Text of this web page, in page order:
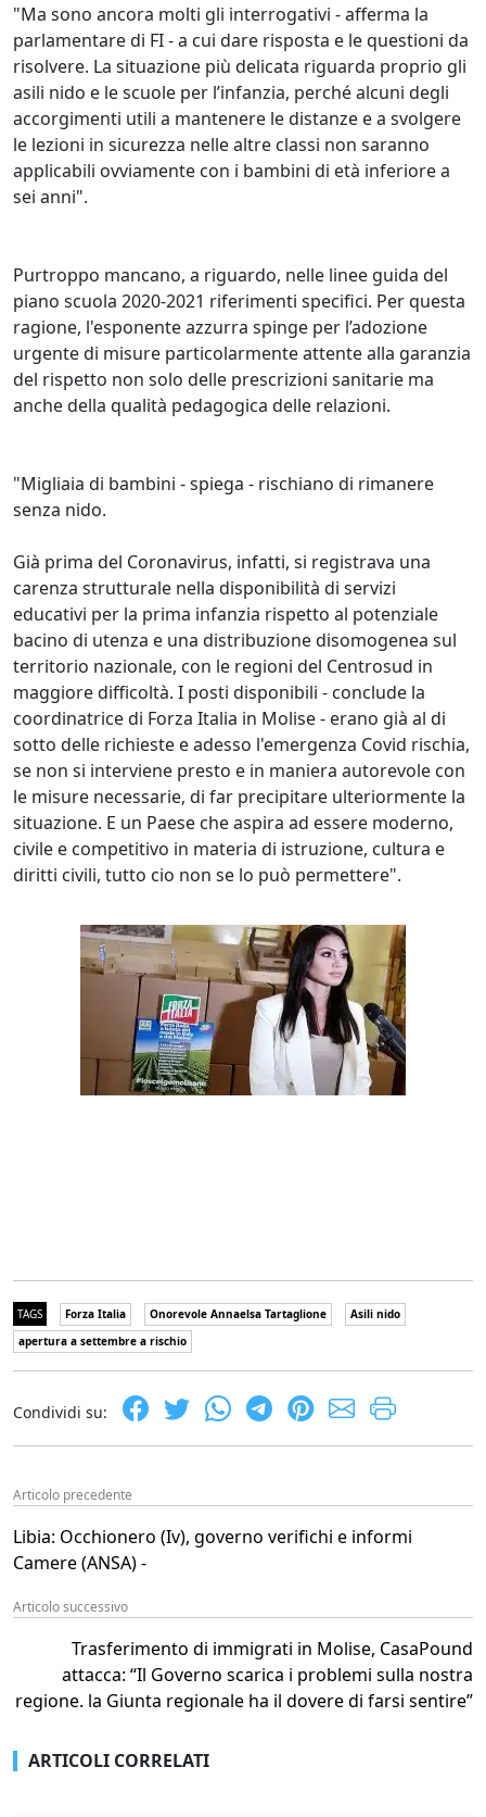
"Ma sono ancora molti gli interrogativi - afferma la
parlamentare di FI - a cui dare risposta e le questioni da
risolvere. La situazione più delicata riguarda proprio gli
asili nido e le scuole per l’infanzia, perché alcuni degli
accorgimenti utili a mantenere le distanze e a svolgere
le lezioni in sicurezza nelle altre classi non saranno
applicabili ovviamente con i bambini di età inferiore a
sei anni".
Purtroppo mancano, a riguardo, nelle linee guida del
piano scuola 2020-2021 riferimenti specifici. Per questa
ragione, l'esponente azzurra spinge per l’adozione
urgente di misure particolarmente attente alla garanzia
del rispetto non solo delle prescrizioni sanitarie ma
anche della qualità pedagogica delle relazioni.
"Migliaia di bambini - spiega - rischiano di rimanere
senza nido.
Già prima del Coronavirus, infatti, si registrava una
carenza strutturale nella disponibilità di servizi
educativi per la prima infanzia rispetto al potenziale
bacino di utenza e una distribuzione disomogenea sul
territorio nazionale, con le regioni del Centrosud in
maggiore difficoltà. I posti disponibili - conclude la
coordinatrice di Forza Italia in Molise - erano già al di
sotto delle richieste e adesso l'emergenza Covid rischia,
se non si interviene presto e in maniera autorevole con
le misure necessarie, di far precipitare ulteriormente la
situazione. E un Paese che aspira ad essere moderno,
civile e competitivo in materia di istruzione, cultura e
diritti civili, tutto cio non se lo può permettere".
TAGS Forza Italia Onorevole Annaelsa Tartaglione
Asili nido
apertura a settembre a rischio
Condividi su:
Articolo precedente
Libia: Occhionero (Iv), governo verifichi e informi
Camere (ANSA) -
Articolo successivo
Trasferimento di immigrati in Molise, CasaPound
attacca: “Il Governo scarica i problemi sulla nostra
regione. la Giunta regionale ha il dovere di farsi sentire”
ARTICOLI CORRELATI